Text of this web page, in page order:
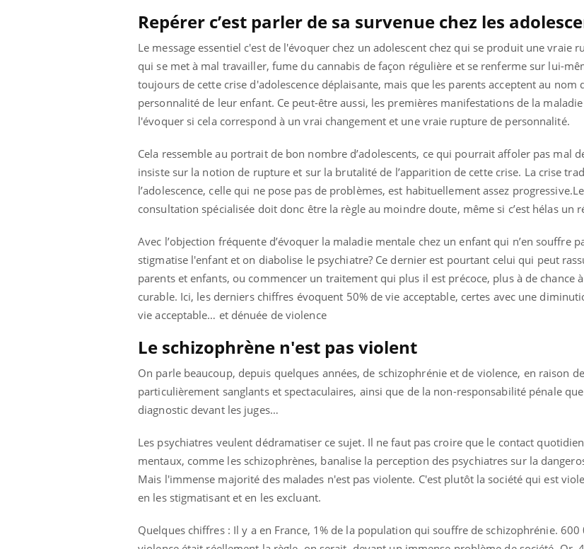
Repérer c’est parler de sa survenue chez les
Le message essentiel c'est de l'évoquer chez un adolescent chez qui se produit une vraie
qui se met à mal travailler, fume du cannabis de façon régulière et se renferme sur lui-
toujours de cette crise d'adolescence déplaisante, mais que les parents acceptent au nom
personnalité de leur enfant. Ce peut-être aussi, les premières manifestations de la
l'évoquer si cela correspond à un vrai changement et une vraie rupture de personnalité.
Cela ressemble au portrait de bon nombre d’adolescents, ce qui pourrait affoler pas mal
insiste sur la notion de rupture et sur la brutalité de l’apparition de cette crise. La crise
l’adolescence, celle qui ne pose pas de problèmes, est habituellement assez
consultation spécialisée doit donc être la règle au moindre doute, même si c’est hélas un
Avec l’objection fréquente d’évoquer la maladie mentale chez un enfant qui n’en souffre
stigmatise l'enfant et on diabolise le psychiatre? Ce dernier est pourtant celui qui peut
parents et enfants, ou commencer un traitement qui plus il est précoce, plus à de chance
curable. Ici, les derniers chiffres évoquent 50% de vie acceptable, certes avec une
vie acceptable… et dénuée de violence
Le schizophrène n'est pas violent
On parle beaucoup, depuis quelques années, de schizophrénie et de violence, en raison
particulièrement sanglants et spectaculaires, ainsi que de la non-responsabilité pénale
diagnostic devant les juges…
Les psychiatres veulent dédramatiser ce sujet. Il ne faut pas croire que le contact
mentaux, comme les schizophrènes, banalise la perception des psychiatres sur la
Mais l'immense majorité des malades n'est pas violente. C'est plutôt la société qui est
en les stigmatisant et en les excluant.
Quelques chiffres : Il y a en France, 1% de la population qui souffre de schizophrénie. 600